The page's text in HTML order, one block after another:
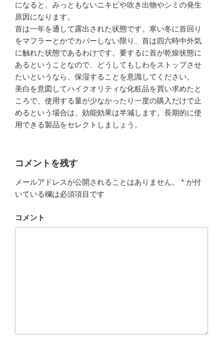
になると、みっともないニキビや吹き出物やシミの発生
原因になります。
首は一年を通して露出された状態です。寒い冬に首回り
をマフラーとかでカバーしない限り、首は四六時中外気
に触れた状態であるわけです。要するに首が乾燥状態に
あるということなので、どうしてもしわをストップさせ
たいというなら、保湿することを意識してください。
美白を意図してハイクオリティな化粧品を買い求めたと
ころで、使用する量が少なかったり一度の購入だけで止
めるという場合は、効能効果は半減します。長期的に使
用できる製品をセレクトしましょう。
コメントを残す
メールアドレスが公開されることはありません。 * が付
いている欄は必須項目です
コメント